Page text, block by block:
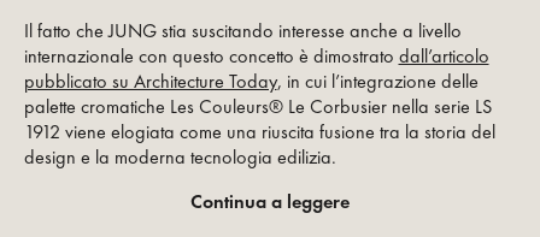
Il fatto che JUNG stia suscitando interesse anche a livello
internazionale con questo concetto è dimostrato dall’articolo
pubblicato su Architecture Today, in cui l’integrazione delle
palette cromatiche Les Couleurs® Le Corbusier nella serie LS
1912 viene elogiata come una riuscita fusione tra la storia del
design e la moderna tecnologia edilizia.
Continua a leggere